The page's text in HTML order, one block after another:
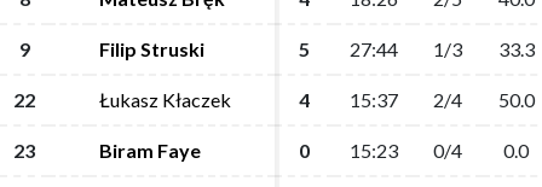
9 Filip Struski 5 27:44 1/3 33.3
22 Łukasz Kłaczek 4 15:37 2/4 50.0
23 Biram Faye 0 15:23 0/4 0.0
9 Filip Struski 5 27:44 1/3 33.3
22 Łukasz Kłaczek 4 15:37 2/4 50.0
23 Biram Faye 0 15:23 0/4 0.0